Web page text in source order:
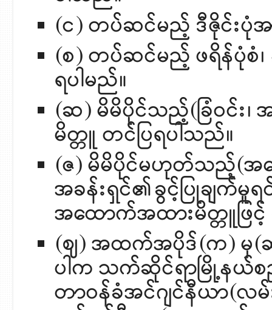
(င) တပ်ဆင်မည့် ဒီဇိုင်းပုံအ
(စ) တပ်ဆင်မည့် ဖရိန်ပုံစံ၊
ရပါမည်။
(ဆ) မိမိပိုင်သည့်(ခြံဝင်း
မိတ္တူ တင်ပြရပါသည်။
(ဇ) မိမိပိုင်မဟုတ်သည့်(အဆ
အခန်းရှင်၏ခွင့်ပြုချက်မူရ
အထောက်အထားမိတ္တူဖြင့်
(ဈ) အထက်အပိုဒ်(က) မှ(ဆ
ပါက သက်ဆိုင်ရာမြို့နယ်စ
တာဝန်ခံအင်ဂျင်နီယာ(လ